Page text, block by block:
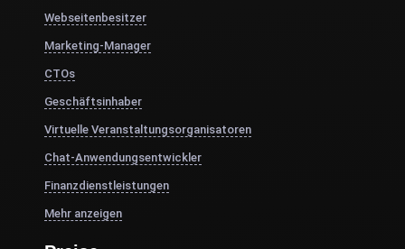
Webseitenbesitzer
Marketing-Manager
CTOs
Geschäftsinhaber
Virtuelle Veranstaltungsorganisatoren
Chat-Anwendungsentwickler
Finanzdienstleistungen
Mehr anzeigen